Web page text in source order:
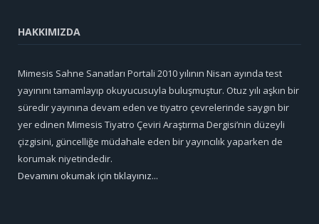
HAKKIMIZDA
Mimesis Sahne Sanatları Portali 2010 yılının Nisan ayında test
yayınını tamamlayıp okuyucusuyla buluşmuştur. Otuz yılı aşkın bir
süredir yayınına devam eden ve tiyatro çevrelerinde saygın bir
yer edinen Mimesis Tiyatro Çeviri Araştırma Dergisi’nin düzeyli
çizgisini, güncelliğe müdahale eden bir yayıncılık yaparken de
korumak niyetindedir.
Devamını okumak için tıklayınız...